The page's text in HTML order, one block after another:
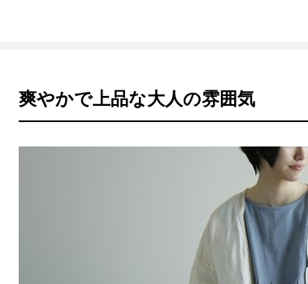
爽やかで上品な大人の雰囲気